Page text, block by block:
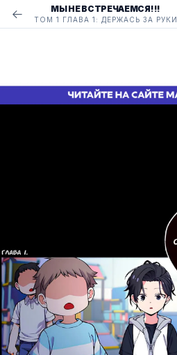
МЫ НЕ ВСТРЕЧАЕМСЯ!!!
ТОМ 1 ГЛАВА 1: ДЕРЖАСЬ ЗА РУКИ